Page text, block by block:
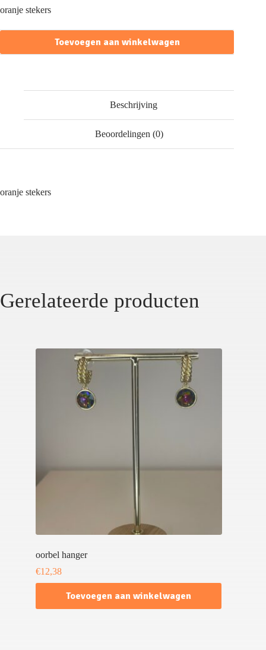
oranje stekers
Toevoegen aan winkelwagen
Beschrijving
Beoordelingen (0)
oranje stekers
Gerelateerde producten
oorbel hanger
€12,38
Toevoegen aan winkelwagen